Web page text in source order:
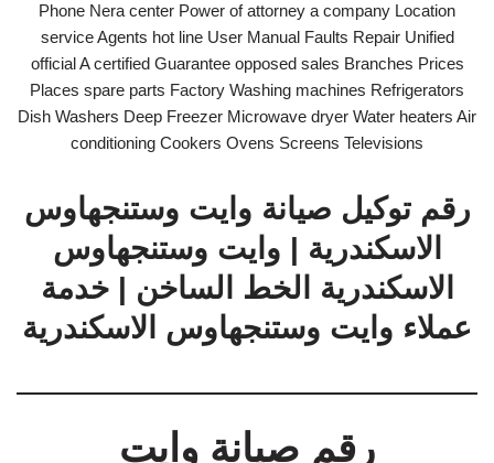
Phone Nera center Power of attorney a company Location
service Agents hot line User Manual Faults Repair Unified
official A certified Guarantee opposed sales Branches Prices
Places spare parts Factory Washing machines Refrigerators
Dish Washers Deep Freezer Microwave dryer Water heaters Air
conditioning Cookers Ovens Screens Televisions
رقم توكيل صيانة وايت وستنجهاوس
الاسكندرية | وايت وستنجهاوس
الاسكندرية الخط الساخن | خدمة
عملاء وايت وستنجهاوس الاسكندرية
رقم صيانة وايت